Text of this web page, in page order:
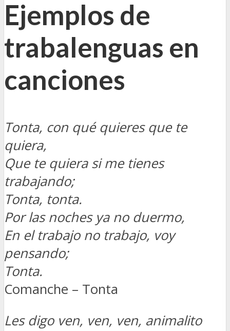
Ejemplos de
trabalenguas en
canciones
Tonta, con qué quieres que te
quiera,
Que te quiera si me tienes
trabajando;
Tonta, tonta.
Por las noches ya no duermo,
En el trabajo no trabajo, voy
pensando;
Tonta.
Comanche – Tonta
Les digo ven, ven, ven, animalito